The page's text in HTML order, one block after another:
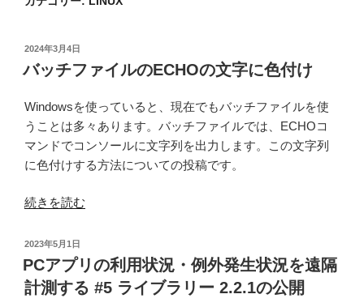
投
日:
2024年3月4日
バッチファイルのECHOの文字に色付け
Windowsを使っていると、現在でもバッチファイルを使
うことは多々あります。バッチファイルでは、ECHOコ
マンドでコンソールに文字列を出力します。この文字列
に色付けする方法についての投稿です。
“バ
チ
フ
ァ
イ
続きを読む
投
稿
日:
2023年5月1日
PCアプリの利用状況・例外発生状況を遠隔
計測する #5 ライブラリー 2.2.1の公開